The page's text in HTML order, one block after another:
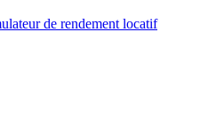
de rendement locatif